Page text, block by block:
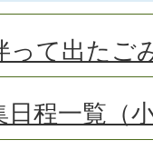
って出たご
程一覧（